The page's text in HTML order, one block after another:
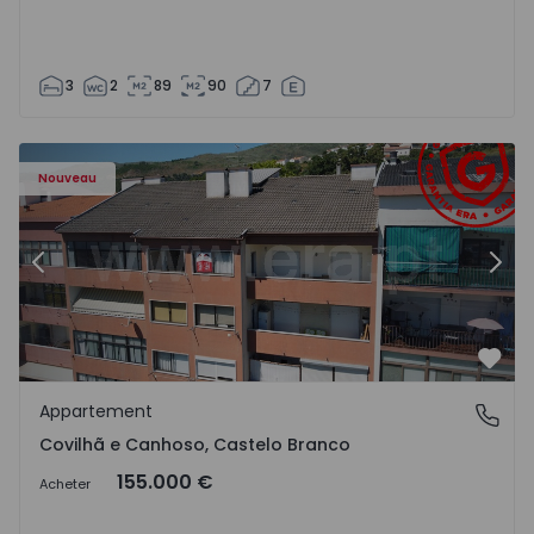
3 2 89 90 7
Nouveau
- 18
Appartement T2 Covilhã, Covilhã e Canhoso - 1497806 -
Précédent
Covilhã e Canhoso, Castelo Branco
Appartement
Covilhã e Canhoso, Castelo Branco
Acheter 155.000 €